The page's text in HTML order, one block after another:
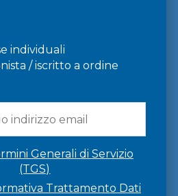
individuali
/ iscritto a ordine
Generali di Servizio
(TGS)
Trattamento Dati